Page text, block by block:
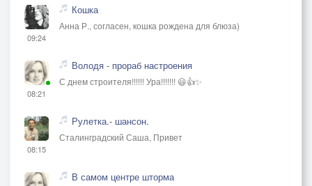
09:24
Кошка
Анна Р., согласен, кошка рождена для блюза)
08:21
Володя - прораб настроения
С днем строителя!!!!!! Ура!!!!!!! 😃👍✨
08:15
Рулетка.- шансон.
Сталинградский Саша, Привет
В самом центре шторма